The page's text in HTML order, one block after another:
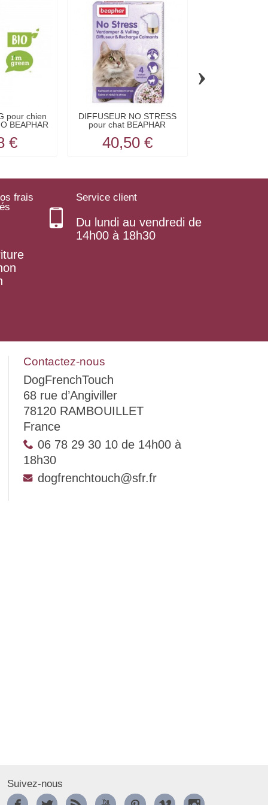
pour chien
BEAPHAR
€
DIFFUSEUR NO STRESS
pour chat BEAPHAR
40,50 €
›
frais
Service client
Du lundi au vendredi de
14h00 à 18h30
Contactez-nous
DogFrenchTouch
68 rue d’Angiviller
78120 RAMBOUILLET
France
06 78 29 30 10 de 14h00 à
18h30
dogfrenchtouch@sfr.fr
Suivez-nous